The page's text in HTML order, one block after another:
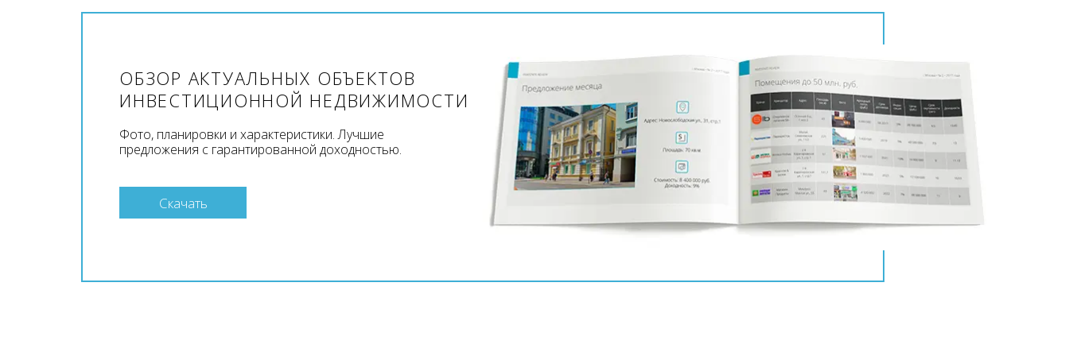
ОБЗОР АКТУАЛЬНЫХ ОБЪЕКТОВ
ИНВЕСТИЦИОННОЙ НЕДВИЖИМОСТИ
Фото, планировки и характеристики. Лучшие
предложения с гарантированной доходностью.
Скачать